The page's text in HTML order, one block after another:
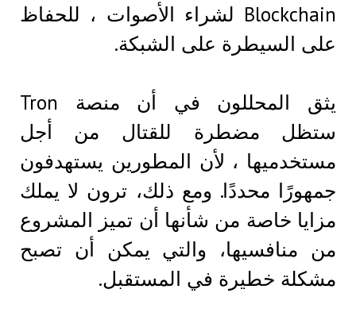
Blockchain لشراء الأصوات ، للحفاظ
على السيطرة على الشبكة.
يثق المحللون في أن منصة Tron
ستظل مضطرة للقتال من أجل
مستخدميها ، لأن المطورين يستهدفون
جمهورًا محددًا. ومع ذلك، ترون لا يملك
مزايا خاصة من شأنها أن تميز المشروع
من منافسيها، والتي يمكن أن تصبح
مشكلة خطيرة في المستقبل.